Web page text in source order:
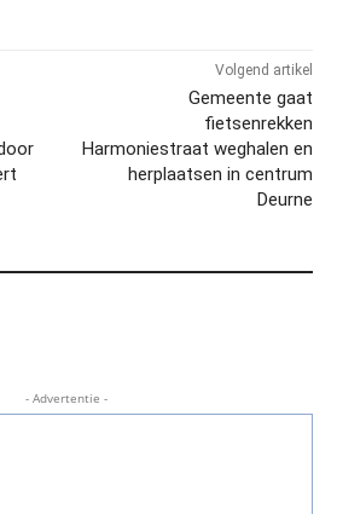
Volgend artikel
Gemeente gaat
fietsenrekken
Harmoniestraat weghalen en
herplaatsen in centrum
Deurne
- Advertentie -